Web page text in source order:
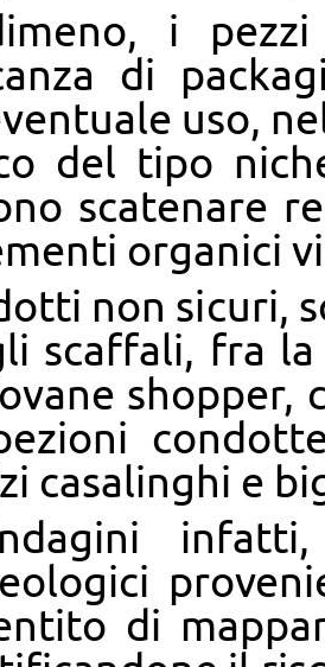
i
di
uso,
del tipo
scatenare
organici
non sicuri,
scaffali, fra
shopper,
casalinghi e
di